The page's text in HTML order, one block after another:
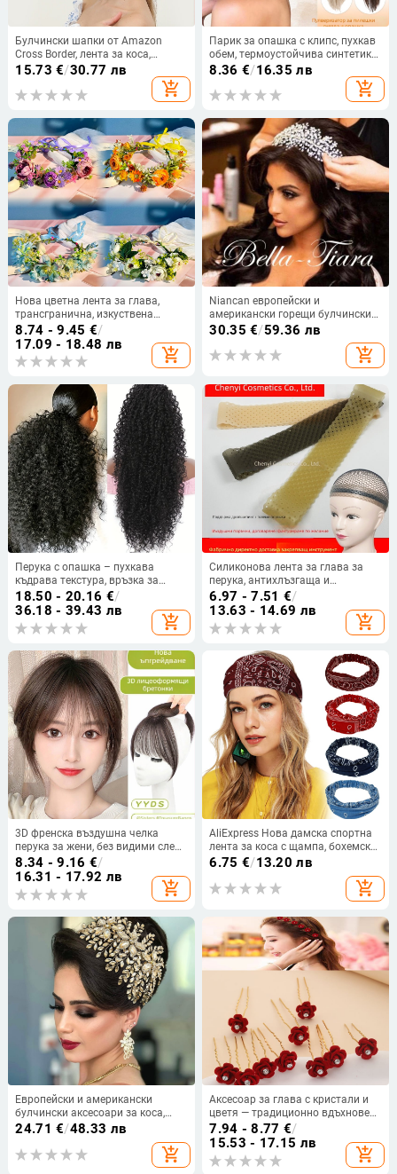
Булчински шапки от Amazon
Cross Border, лента за коса,
имитация на лен, топ за бал,
аксесоари за коса
15.73 €/30.77 лв
add_shopping_cart
Парик за опашка с клипс, пухкав
обем, термоустойчива синтетика,
модел Q51, универсално пасване,
подходящ за боядисване и
къдрене
8.36 €/16.35 лв
add_shopping_cart
Нова цветна лента за глава,
трансгранична, изкуствена
цветна булчинска прическа,
горска принцеса, фото цветна
корона, аксесоари за пътуване и
ваканция
8.74 - 9.45 €/
17.09 - 18.48 лв
add_shopping_cart
Niancan европейски и
американски горещи булчински
аксесоари за коса, нови луксозни
ръчно изработени кристални
ленти за коса, рокля, лента за
коса, сватбени аксесоари за коса
30.35 €/59.36 лв
add_shopping_cart
Перука с опашка – пухкава
къдрава текстура, връзка за
стягане, термоустойчива коса,
модел SW309-1B, Xuchang Youju
hair products
18.50 - 20.16 €/
36.18 - 39.43 лв
add_shopping_cart
Силиконова лента за глава за
перука, антихлъзгаща и
предотвратяваща падане на
косата, модел XX-032, марка
8090
6.97 - 7.51 €/
13.63 - 14.69 лв
add_shopping_cart
3D френска въздушна челка
перука за жени, без видими следи
по главата, имитира естествен
растеж на косата,
термоустойчиви влакна, челки:
прави или наклонени
8.34 - 9.16 €/
16.31 - 17.92 лв
add_shopping_cart
AliExpress Нова дамска спортна
лента за коса с щампа, бохемски
принт, измиване на лице,
красота, бягане, йога, лента за
коса
6.75 €/13.20 лв
add_shopping_cart
Европейски и американски
булчински аксесоари за коса,
аксесоари за сватбена рокля,
ръчно изработена лента за глава
с кристали, златно шампанско,
сватбено парти, бижута Dz012
24.71 €/48.33 лв
add_shopping_cart
Аксесоар за глава с кристали и
цветя — традиционно вдъхновен
стил, подходящ за сватба,
персонализация налична
7.94 - 8.77 €/
15.53 - 17.15 лв
add_shopping_cart